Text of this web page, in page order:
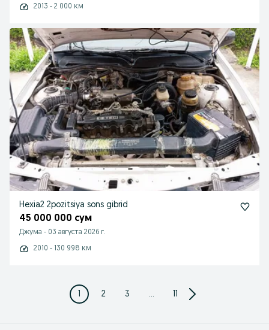
2013 - 2 000 км
Hexia2 2pozitsiya sons gibrid
45 000 000 сум
Джума - 03 августа 2026 г.
2010 - 130 998 км
1 2 3 ... 11